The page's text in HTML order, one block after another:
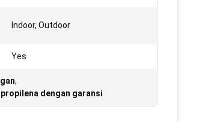
Indoor, Outdoor
Yes
,
dengan garansi